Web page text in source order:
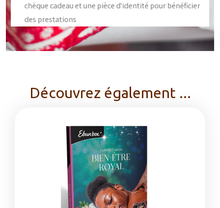
chèque cadeau et une pièce d'identité pour bénéficier
des prestations
Découvrez également ...